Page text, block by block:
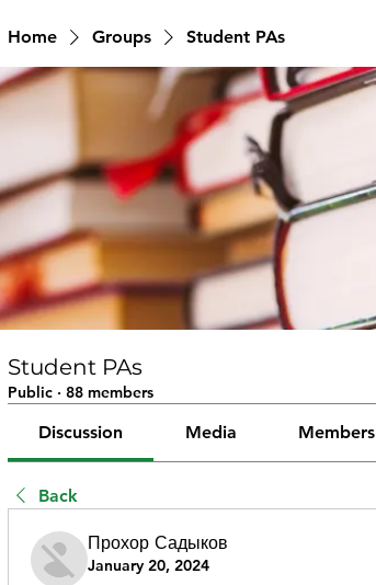
Home Groups Student PAs
Student PAs
Public · 88 members
Discussion Media Members
Back
Прохор Садыков
January 20, 2024